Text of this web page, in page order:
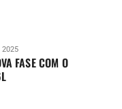
2025
FASE COM O